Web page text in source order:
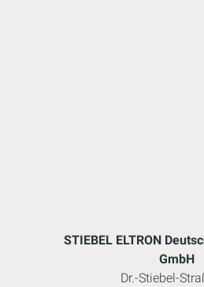
STIEBEL ELTRON
GmbH
Dr.-Stiebel-